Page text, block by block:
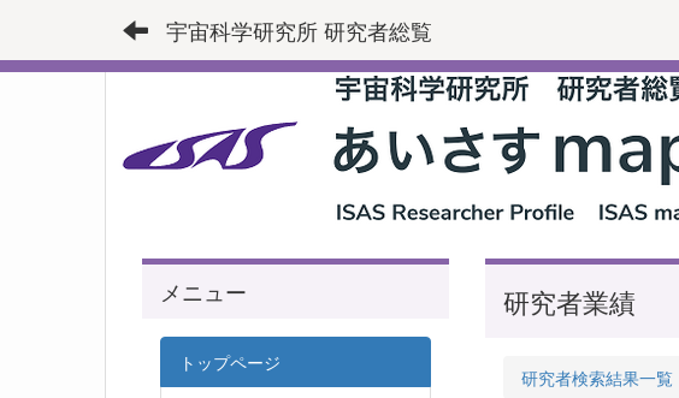
宇宙科学研究所 研究者総覧
研究者業績
研究者検索結果一覧
メニュー
トップページ